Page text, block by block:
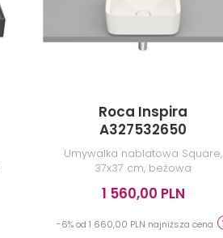
Roca Inspira
A327532650
Umywalka nablatowa Square,
37x37 cm, beżowa
1 560,00 PLN
-6% od 1 660,00 PLN najniższa cena